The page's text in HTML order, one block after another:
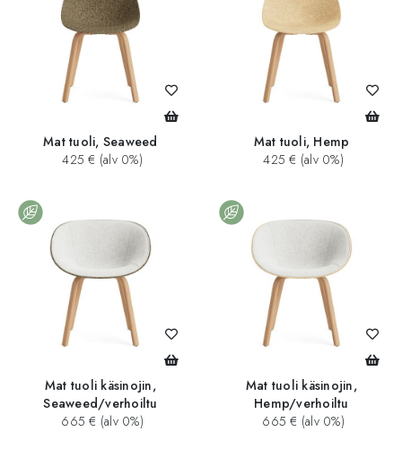
Mat tuoli, Seaweed
425 € (alv 0%)
Mat tuoli, Hemp
425 € (alv 0%)
Mat tuoli käsinojin,
Seaweed/verhoiltu
665 € (alv 0%)
Mat tuoli käsinojin,
Hemp/verhoiltu
665 € (alv 0%)